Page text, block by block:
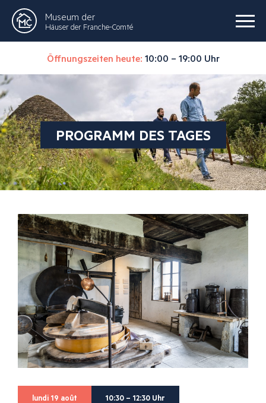
Museum der
Häuser der Franche-Comté
Öffnungszeiten heute: 10:00 – 19:00 Uhr
PROGRAMM DES TAGES
lundi 19 août 10:30 – 12:30 Uhr